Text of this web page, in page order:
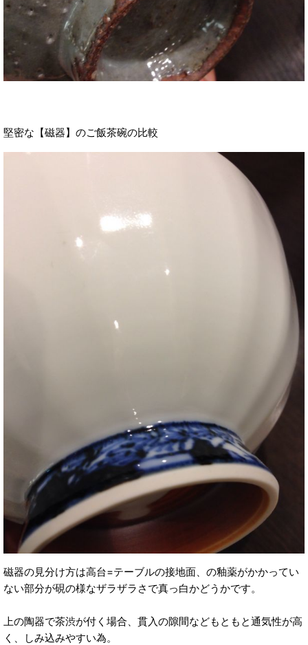
堅密な【磁器】のご飯茶碗の比較
磁器の見分け方は高台=テーブルの接地面、の釉薬がかかってい
ない部分が硯の様なザラザラさで真っ白かどうかです。
上の陶器で茶渋が付く場合、貫入の隙間などもともと通気性が高
く、しみ込みやすい為。